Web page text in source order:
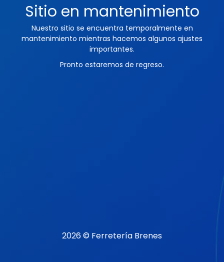
Sitio en mantenimiento
Nuestro sitio se encuentra temporalmente en
mantenimiento mientras hacemos algunos ajustes
importantes.
Pronto estaremos de regreso.
2026 © Ferretería Brenes